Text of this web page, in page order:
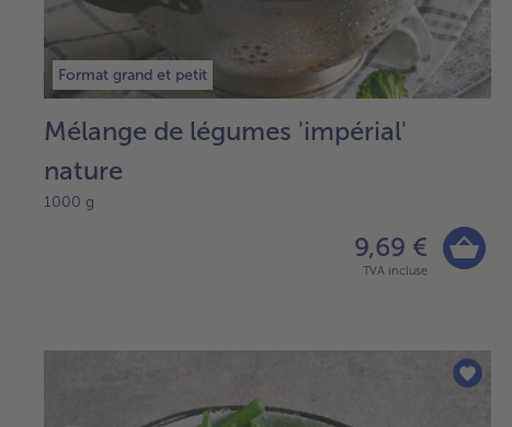
Format grand et petit
Mélange de légumes 'impérial'
nature
1000 g
9,69 €
TVA incluse